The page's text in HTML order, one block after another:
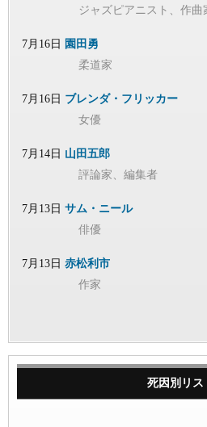
ジャズピアニスト、作曲
7月16日 園田勇
柔道家
7月16日 ブレンダ・フリッカー
女優
7月14日 山田五郎
評論家、編集者
7月13日 サム・ニール
俳優
7月13日 赤松利市
作家
死因別リス